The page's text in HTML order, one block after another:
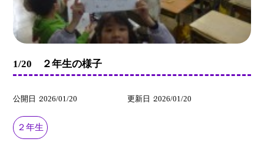
1/20 ２年生の様子
公開日 2026/01/20 更新日 2026/01/20
２年生